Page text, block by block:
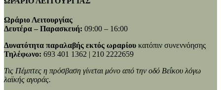
Ωράριο Λειτουργίας
Δευτέρα – Παρασκευή: 09:00 – 16:00
Δυνατότητα παραλαβής εκτός ωραρίου κατόπιν συνεννόησης
Τηλέφωνο: 693 401 1362 | 210 2222659
Τις Πέμπτες η πρόσβαση γίνεται μόνο από την οδό Βεΐκου λόγω
λαϊκής αγοράς.